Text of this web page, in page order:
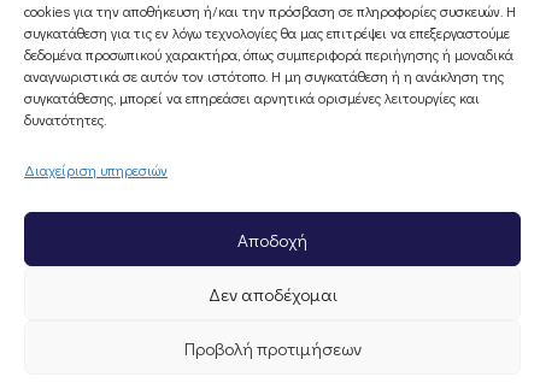
cookies για την αποθήκευση ή/και την πρόσβαση σε πληροφορίες συσκευών. Η
συγκατάθεση για τις εν λόγω τεχνολογίες θα μας επιτρέψει να επεξεργαστούμε
δεδομένα προσωπικού χαρακτήρα, όπως συμπεριφορά περιήγησης ή μοναδικά
αναγνωριστικά σε αυτόν τον ιστότοπο. Η μη συγκατάθεση ή η ανάκληση της
συγκατάθεσης, μπορεί να επηρεάσει αρνητικά ορισμένες λειτουργίες και
δυνατότητες.
Διαχείριση υπηρεσιών
Αποδοχή
Δεν αποδέχομαι
Προβολή προτιμήσεων
©Portal Επιμελητηρίου Ημαθίας, Powered byKnowledge A.E.